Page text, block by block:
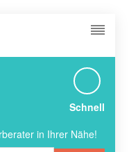
Schnell
in Ihrer Nähe!